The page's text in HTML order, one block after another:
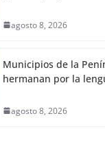
agosto 8, 2026
Municipios de la
hermanan por la
agosto 8, 2026